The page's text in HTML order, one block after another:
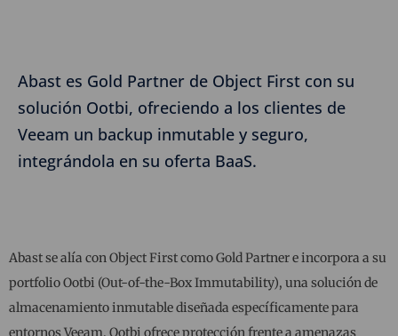
Abast es Gold Partner de Object First con su
solución Ootbi, ofreciendo a los clientes de
Veeam un backup inmutable y seguro,
integrándola en su oferta BaaS.
Abast se alía con Object First como Gold Partner e incorpora a su
portfolio Ootbi (Out-of-the-Box Immutability), una solución de
almacenamiento inmutable diseñada específicamente para
entornos Veeam. Ootbi ofrece protección frente a amenazas